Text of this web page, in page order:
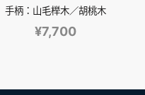
手柄：山毛榉木／胡桃木
¥7,700